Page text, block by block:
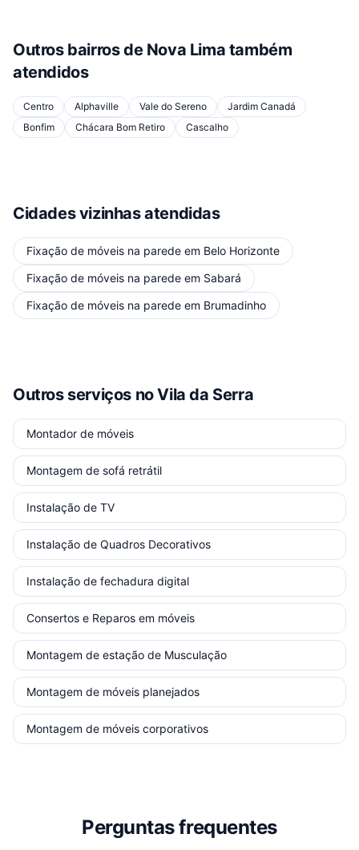
Outros bairros de Nova Lima também
atendidos
Centro Alphaville Vale do Sereno
Jardim Canadá
Bonfim
Chácara Bom Retiro Cascalho
Cidades vizinhas atendidas
Fixação de móveis na parede em Belo Horizonte
Fixação de móveis na parede em Sabará
Fixação de móveis na parede em Brumadinho
Outros serviços no Vila da Serra
Montador de móveis
Montagem de sofá retrátil
Instalação de TV
Instalação de Quadros Decorativos
Instalação de fechadura digital
Consertos e Reparos em móveis
Montagem de estação de Musculação
Montagem de móveis planejados
Montagem de móveis corporativos
Perguntas frequentes